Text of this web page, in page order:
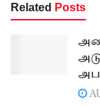
Related Posts